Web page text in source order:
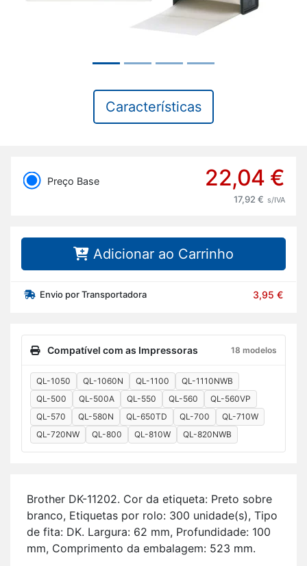
Características
Preço Base 22,04 €
17,92 € s/IVA
Adicionar ao Carrinho
Envio por Transportadora 3,95 €
Compatível com as Impressoras 18 modelos
QL-1050 QL-1060N QL-1100
QL-1110NWB
QL-500
QL-500A QL-550 QL-560
QL-560VP
QL-570
QL-580N QL-650TD QL-700
QL-710W
QL-720NW
QL-800 QL-810W QL-820NWB
Brother DK-11202. Cor da eti­queta: Preto sobre
branco, Eti­quetas por rolo: 300 uni­dade(s), Tipo
de fita: DK. Lar­gura: 62 mm, Pro­fun­di­dade: 100
mm, Com­pri­mento da em­ba­lagem: 523 mm.